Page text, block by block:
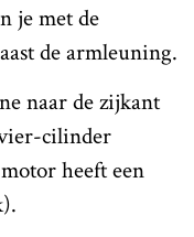
je met de
de armleuning.
naar de zijkant
cilinder
heeft een